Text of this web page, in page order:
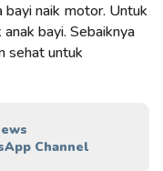
naik motor. Untuk
bayi. Sebaiknya
sehat untuk
Channel